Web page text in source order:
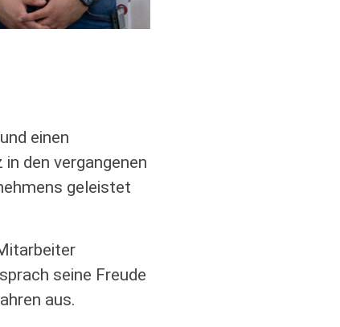
einen
den vergangenen
geleistet
seine Freude
aus.